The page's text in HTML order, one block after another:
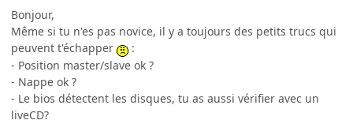
Bonjour,
Même si tu n'es pas novice, il y a toujours des petits trucs qui
peuvent t'échapper
:
- Position master/slave ok ?
- Nappe ok ?
- Le bios détectent les disques, tu as aussi vérifier avec un
liveCD?